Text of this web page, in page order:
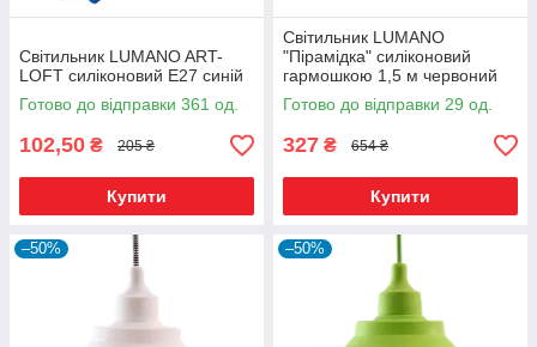
Світильник LUMANO ART-
LOFT силіконовий E27 синій
Готово до відправки 361 од.
102,50 ₴ 205 ₴
Купити
Світильник LUMANO
"Пірамідка" силіконовий
гармошкою 1,5 м червоний
Готово до відправки 29 од.
327 ₴ 654 ₴
Купити
–50% –50%